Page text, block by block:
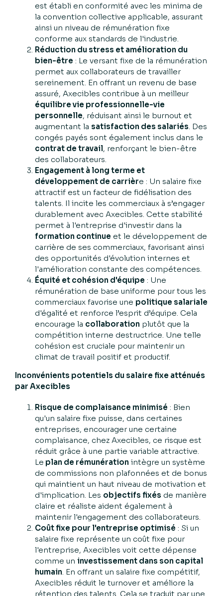
est établi en conformité avec les minima de
la convention collective applicable, assurant
ainsi un niveau de rémunération fixe
conforme aux standards de l'industrie.
Réduction du stress et amélioration du
bien-être : Le versant fixe de la rémunération
permet aux collaborateurs de travailler
sereinement. En offrant un revenu de base
assuré, Axecibles contribue à un meilleur
équilibre vie professionnelle-vie
personnelle, réduisant ainsi le burnout et
augmentant la satisfaction des salariés. Des
congés payés sont également inclus dans le
contrat de travail, renforçant le bien-être
des collaborateurs.
Engagement à long terme et
développement de carrière : Un salaire fixe
attractif est un facteur de fidélisation des
talents. Il incite les commerciaux à s’engager
durablement avec Axecibles. Cette stabilité
permet à l'entreprise d'investir dans la
formation continue et le développement de
carrière de ses commerciaux, favorisant ainsi
des opportunités d'évolution internes et
l'amélioration constante des compétences.
Équité et cohésion d'équipe : Une
rémunération de base uniforme pour tous les
commerciaux favorise une politique salariale
d'égalité et renforce l’esprit d’équipe. Cela
encourage la collaboration plutôt que la
compétition interne destructrice. Une telle
cohésion est cruciale pour maintenir un
climat de travail positif et productif.
Inconvénients potentiels du salaire fixe atténués
par Axecibles
Risque de complaisance minimisé : Bien
qu'un salaire fixe puisse, dans certaines
entreprises, encourager une certaine
complaisance, chez Axecibles, ce risque est
réduit grâce à une partie variable attractive.
Le plan de rémunération intègre un système
de commissions non plafonnées et de bonus
qui maintient un haut niveau de motivation et
d'implication. Les objectifs fixés de manière
claire et réaliste aident également à
maintenir l'engagement des collaborateurs.
Coût fixe pour l'entreprise optimisé : Si un
salaire fixe représente un coût fixe pour
l'entreprise, Axecibles voit cette dépense
comme un investissement dans son capital
humain. En offrant un salaire fixe compétitif,
Axecibles réduit le turnover et améliore la
rétention des talents. Cela se traduit par une